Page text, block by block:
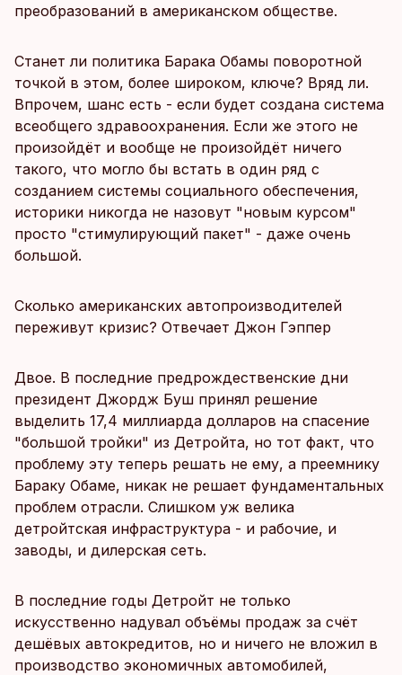
преобразований в американском обществе.
Станет ли политика Барака Обамы поворотной
точкой в этом, более широком, ключе? Вряд ли.
Впрочем, шанс есть - если будет создана система
всеобщего здравоохранения. Если же этого не
произойдёт и вообще не произойдёт ничего
такого, что могло бы встать в один ряд с
созданием системы социального обеспечения,
историки никогда не назовут "новым курсом"
просто "стимулирующий пакет" - даже очень
большой.
Сколько американских автопроизводителей
переживут кризис? Отвечает Джон Гэппер
Двое. В последние предрождественские дни
президент Джордж Буш принял решение
выделить 17,4 миллиарда долларов на спасение
"большой тройки" из Детройта, но тот факт, что
проблему эту теперь решать не ему, а преемнику
Бараку Обаме, никак не решает фундаментальных
проблем отрасли. Слишком уж велика
детройтская инфраструктура - и рабочие, и
заводы, и дилерская сеть.
В последние годы Детройт не только
искусственно надувал объёмы продаж за счёт
дешёвых автокредитов, но и ничего не вложил в
производство экономичных автомобилей,